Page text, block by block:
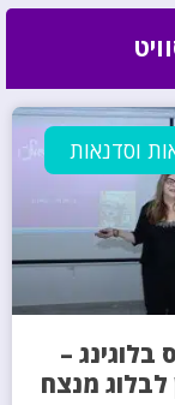
וסדנאות
בלוגינג –
לבלוג מנצח